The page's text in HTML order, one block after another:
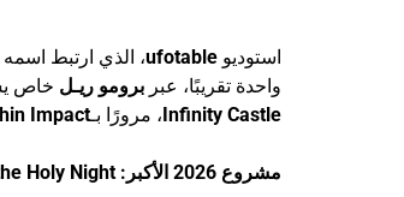
استوديو ufotable، الذي ارتبط اسمه
واحدة تقريبًا، عبر برومو ريـل خاص
Infinity Castle ، مرورًا بـImpact
مشروع 2026 الأكبر: Witch on the Holy Night